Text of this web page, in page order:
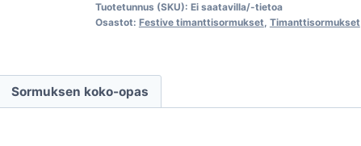
653-
Tuotetunnus (SKU): Ei saatavilla/-tietoa
Osastot: Festive timanttisormukset, Timanttisormukset
Sormuksen koko-opas